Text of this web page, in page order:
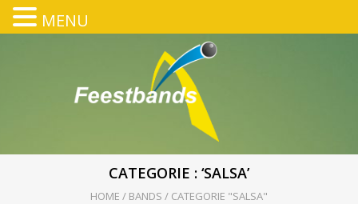
CATEGORIE : ‘SALSA’
HOME / BANDS / CATEGORIE "SALSA"
MENU